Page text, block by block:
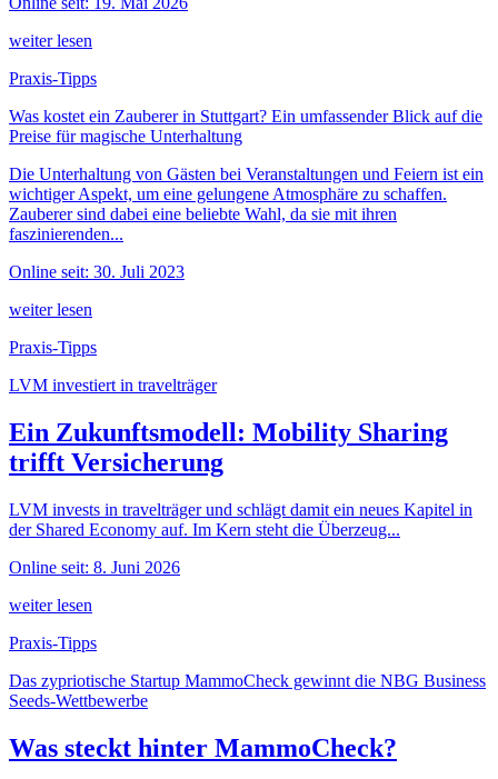
weiter lesen
Praxis-Tipps
Was kostet ein Zauberer in Stuttgart? Ein umfassender Blick auf die
Preise für magische Unterhaltung
Die Unterhaltung von Gästen bei Veranstaltungen und Feiern ist ein
wichtiger Aspekt, um eine gelungene Atmosphäre zu schaffen.
Zauberer sind dabei eine beliebte Wahl, da sie mit ihren
faszinierenden...
Online seit: 30. Juli 2023
weiter lesen
Praxis-Tipps
LVM investiert in travelträger
Ein Zukunftsmodell: Mobility Sharing
trifft Versicherung
LVM invests in travelträger und schlägt damit ein neues Kapitel in
der Shared Economy auf. Im Kern steht die Überzeug...
Online seit: 8. Juni 2026
weiter lesen
Praxis-Tipps
Das zypriotische Startup MammoCheck gewinnt die NBG Business
Seeds-Wettbewerbe
Was steckt hinter MammoCheck?